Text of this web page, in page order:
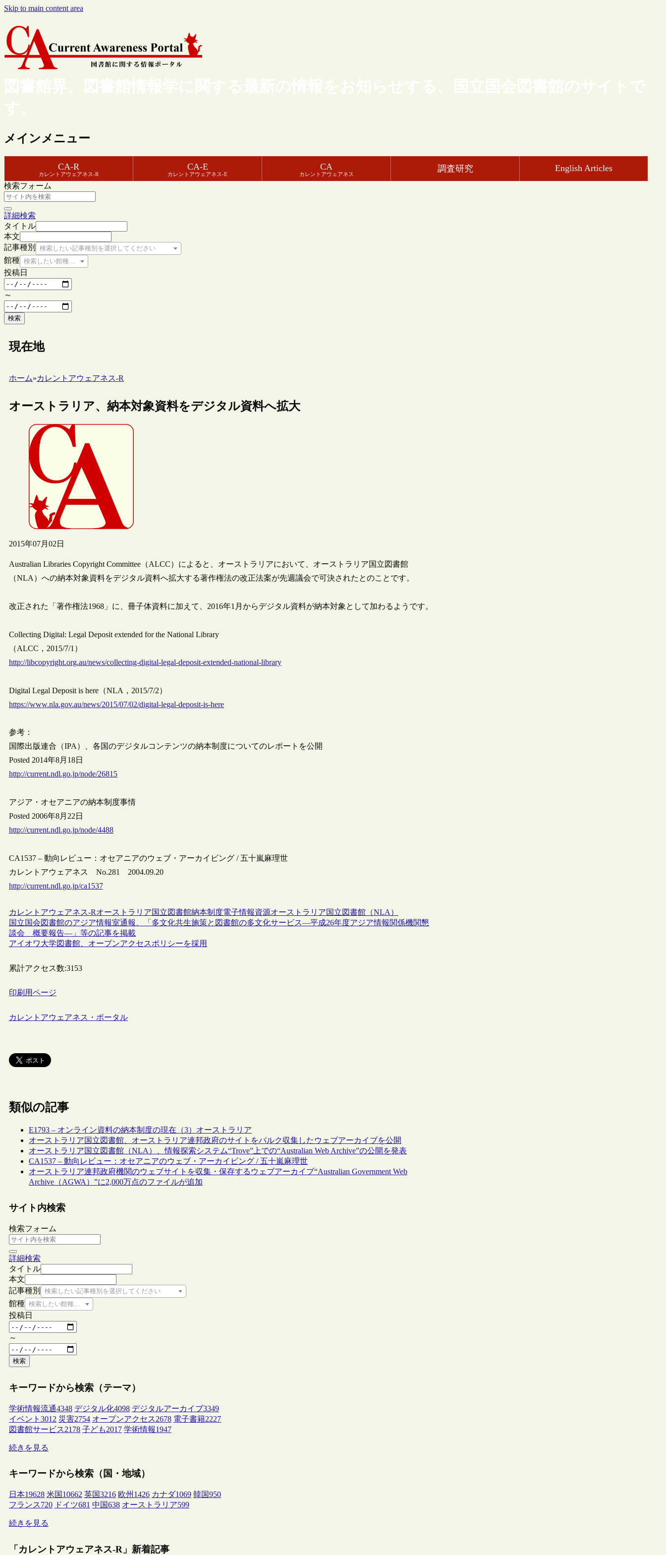
Skip to main content area
図書館界、図書館情報学に関する最新の情報をお知らせする、国立国会図書館のサイトで
す。
メインメニュー
CA-R
カレントアウェアネス-R
CA-E
カレントアウェアネス-E
CA
カレントアウェアネス
調査研究 English Articles
検索フォーム
詳細検索
タイトル
本文
記事種別
検索したい記事種別を選択してください
館種 検索したい館種を選択してください
投稿日
～
検索
現在地
ホーム»カレントアウェアネス-R
オーストラリア、納本対象資料をデジタル資料へ拡大
2015年07月02日
Australian Libraries Copyright Committee（ALCC）によると、オーストラリアにおいて、オーストラリア国立図書館
（NLA）への納本対象資料をデジタル資料へ拡大する著作権法の改正法案が先週議会で可決されたとのことです。
改正された「著作権法1968」に、冊子体資料に加えて、2016年1月からデジタル資料が納本対象として加わるようです。
Collecting Digital: Legal Deposit extended for the National Library
（ALCC，2015/7/1）
http://libcopyright.org.au/news/collecting-digital-legal-deposit-extended-national-library
Digital Legal Deposit is here（NLA，2015/7/2）
https://www.nla.gov.au/news/2015/07/02/digital-legal-deposit-is-here
参考：
国際出版連合（IPA）、各国のデジタルコンテンツの納本制度についてのレポートを公開
Posted 2014年8月18日
http://current.ndl.go.jp/node/26815
アジア・オセアニアの納本制度事情
Posted 2006年8月22日
http://current.ndl.go.jp/node/4488
CA1537 – 動向レビュー：オセアニアのウェブ・アーカイビング / 五十嵐麻理世
カレントアウェアネス No.281 2004.09.20
http://current.ndl.go.jp/ca1537
カレントアウェアネス-Rオーストラリア国立図書館納本制度電子情報資源オーストラリア国立図書館（NLA）
国立国会図書館のアジア情報室通報、「多文化共生施策と図書館の多文化サービス―平成26年度アジア情報関係機関懇
談会 概要報告―」等の記事を掲載
アイオワ大学図書館、オープンアクセスポリシーを採用
累計アクセス数:3153
印刷用ページ
カレントアウェアネス・ポータル
類似の記事
E1793 – オンライン資料の納本制度の現在（3）オーストラリア
オーストラリア国立図書館、オーストラリア連邦政府のサイトをバルク収集したウェブアーカイブを公開
オーストラリア国立図書館（NLA）、情報探索システム“Trove”上での“Australian Web Archive”の公開を発表
CA1537 – 動向レビュー：オセアニアのウェブ・アーカイビング / 五十嵐麻理世
オーストラリア連邦政府機関のウェブサイトを収集・保存するウェブアーカイブ“Australian Government Web
Archive（AGWA）”に2,000万点のファイルが追加
サイト内検索
検索フォーム
詳細検索
タイトル
本文
記事種別
検索したい記事種別を選択してください
館種 検索したい館種を選択してください
投稿日
～
検索
キーワードから検索（テーマ）
学術情報流通4348 デジタル化4098 デジタルアーカイブ3349
イベント 3012 災害2754 オープンアクセス2678 電子書籍2227
図書館サービス2178 子ども2017 学術情報1947
続きを見る
キーワードから検索（国・地域）
日本19628 米国 10662 英国3216 欧州 1426 カナダ1069 韓国950
フランス720 ドイツ681 中国638 オーストラリア599
続きを見る
「カレントアウェアネス-R」新着記事